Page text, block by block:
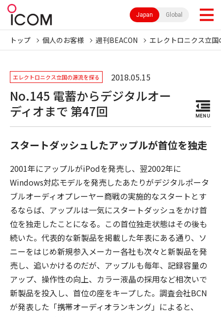
Japan Global
トップ 個人のお客様 週刊BEACON エレクトロニクス立
エレクトロニクス立国の源流を探る 2018.05.15
No.145 電蓄からデジタルオー
ディオまで 第47回
MENU
スタートダッシュしたアップルが首位を独走
2001年にアップルがiPodを発売し、翌2002年に
Windows対応モデルを発売したあたりがデジタルポータ
ブルオーディオプレーヤー商戦の実施的なスタートとす
るならば、アップルは一気にスタートダッシュをかけ首
位を独走したことになる。この首位独走状態はその後も
続いた。代表的な新製品を掲載した年表にある通り、ソ
ニーをはじめ新規参入メーカー各社も次々と新製品を発
売し、追いかけるのだが、アップルも毎年、記録容量の
アップ、操作性の向上、カラー液晶の採用など相次いで
新製品を投入し、首位の座をキープした。調査会社BCN
が発表した「携帯オーディオランキング」によると、